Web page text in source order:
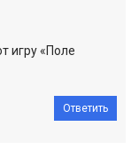
игру «Поле
Ответить